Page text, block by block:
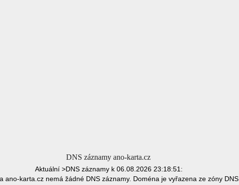
DNS záznamy ano-karta.cz
Aktuální >DNS záznamy k 06.08.2026 23:18:51:
ano-karta.cz nemá žádné DNS záznamy. Doména je vyřazena ze zóny DNS.